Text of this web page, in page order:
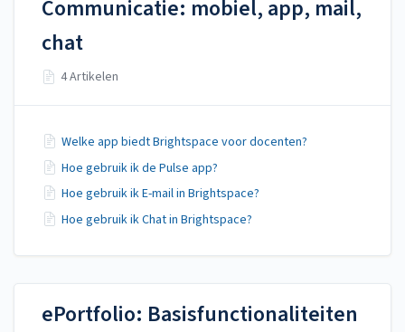
Communicatie: mobiel, app, mail,
chat
4 Artikelen
Welke app biedt Brightspace voor docenten?
Hoe gebruik ik de Pulse app?
Hoe gebruik ik E-mail in Brightspace?
Hoe gebruik ik Chat in Brightspace?
ePortfolio: Basisfunctionaliteiten